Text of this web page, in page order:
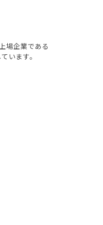
場企業である
います。